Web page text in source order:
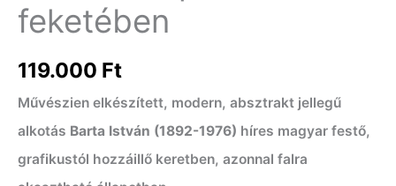
feketében
119.000 Ft
Művészien elkészített, modern, absztrakt jellegű
alkotás Barta István (1892-1976) híres magyar festő,
grafikustól hozzáillő keretben, azonnal falra